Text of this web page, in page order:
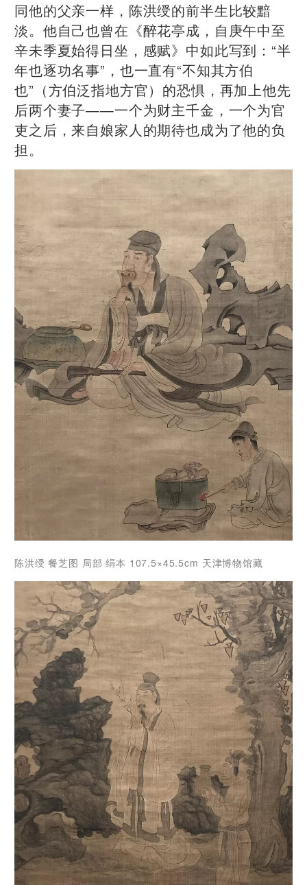
同他的父亲一样，陈洪绶的前半生比较黯
淡。他自己也曾在《醉花亭成，自庚午中至
辛未季夏始得日坐，感赋》中如此写到：“半
年也逐功名事”，也一直有“不知其方伯
也”（方伯泛指地方官）的恐惧，再加上他先
后两个妻子——一个为财主千金，一个为官
吏之后，来自娘家人的期待也成为了他的负
担。
陈洪绶 餐芝图 局部 绢本 107.5×45.5cm 天津博物馆藏